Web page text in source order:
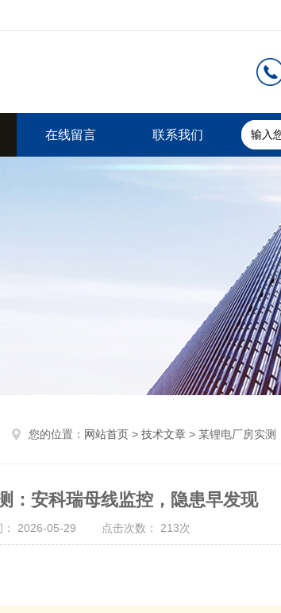
在线留言 联系我们
您的位置： 网站首页 > 技术文章 > 某锂电厂房实测
：安科瑞母线监控，隐患早发现
： 2026-05-29 点击次数： 213次